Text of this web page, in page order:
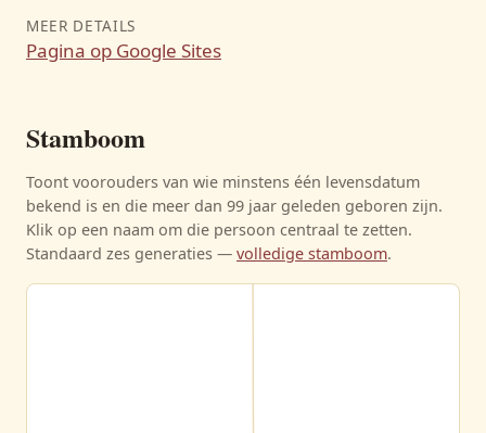
MEER DETAILS
Pagina op Google Sites
Stamboom
Toont voorouders van wie minstens één levensdatum
bekend is en die meer dan 99 jaar geleden geboren zijn.
Klik op een naam om die persoon centraal te zetten.
Standaard zes generaties — volledige stamboom.
Geeske Stegenga
11-05-1879 - 18-12-1955